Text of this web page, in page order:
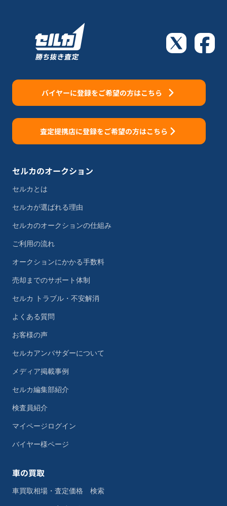
バイヤーに登録をご希望の方はこちら
査定提携店に登録をご希望の方はこちら
セルカのオークション
セルカとは
セルカが選ばれる理由
セルカのオークションの仕組み
ご利用の流れ
オークションにかかる手数料
売却までのサポート体制
セルカ トラブル・不安解消
よくある質問
お客様の声
セルカアンバサダーについて
メディア掲載事例
セルカ編集部紹介
検査員紹介
マイページログイン
バイヤー様ページ
車の買取
車買取相場・査定価格 検索